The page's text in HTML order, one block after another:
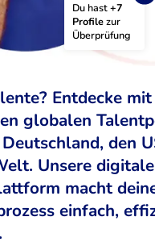
Du hast +7
Profile zur
Überprüfung
Entdecke mit
globalen
den
Unsere digitale
macht
einfach,